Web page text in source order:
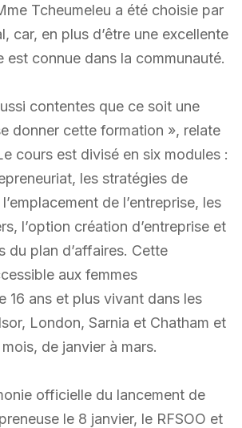
Tcheumeleu a été choisie par
car, en plus d’être une excellente
est connue dans la communauté.
contentes que ce soit une
donner cette formation », relate
cours est divisé en six modules :
les stratégies de
de l’entreprise, les
l’option création d’entreprise et
du plan d’affaires. Cette
aux femmes
16 ans et plus vivant dans les
London, Sarnia et Chatham et
de janvier à mars.
officielle du lancement de
le 8 janvier, le RFSOO et